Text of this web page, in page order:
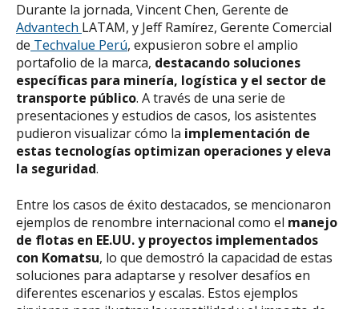
Durante la jornada, Vincent Chen, Gerente de
Advantech LATAM, y Jeff Ramírez, Gerente Comercial
de Techvalue Perú, expusieron sobre el amplio
portafolio de la marca, destacando soluciones
específicas para minería, logística y el sector de
transporte público. A través de una serie de
presentaciones y estudios de casos, los asistentes
pudieron visualizar cómo la implementación de
estas tecnologías optimizan operaciones y eleva
la seguridad.
Entre los casos de éxito destacados, se mencionaron
ejemplos de renombre internacional como el manejo
de flotas en EE.UU. y proyectos implementados
con Komatsu, lo que demostró la capacidad de estas
soluciones para adaptarse y resolver desafíos en
diferentes escenarios y escalas. Estos ejemplos